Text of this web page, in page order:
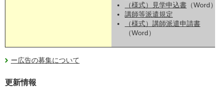
（様式）見学申込書 （Word）
講師等派遣規定
（様式）講師派遣申請書
（Word）
ー広告の募集について
更新情報